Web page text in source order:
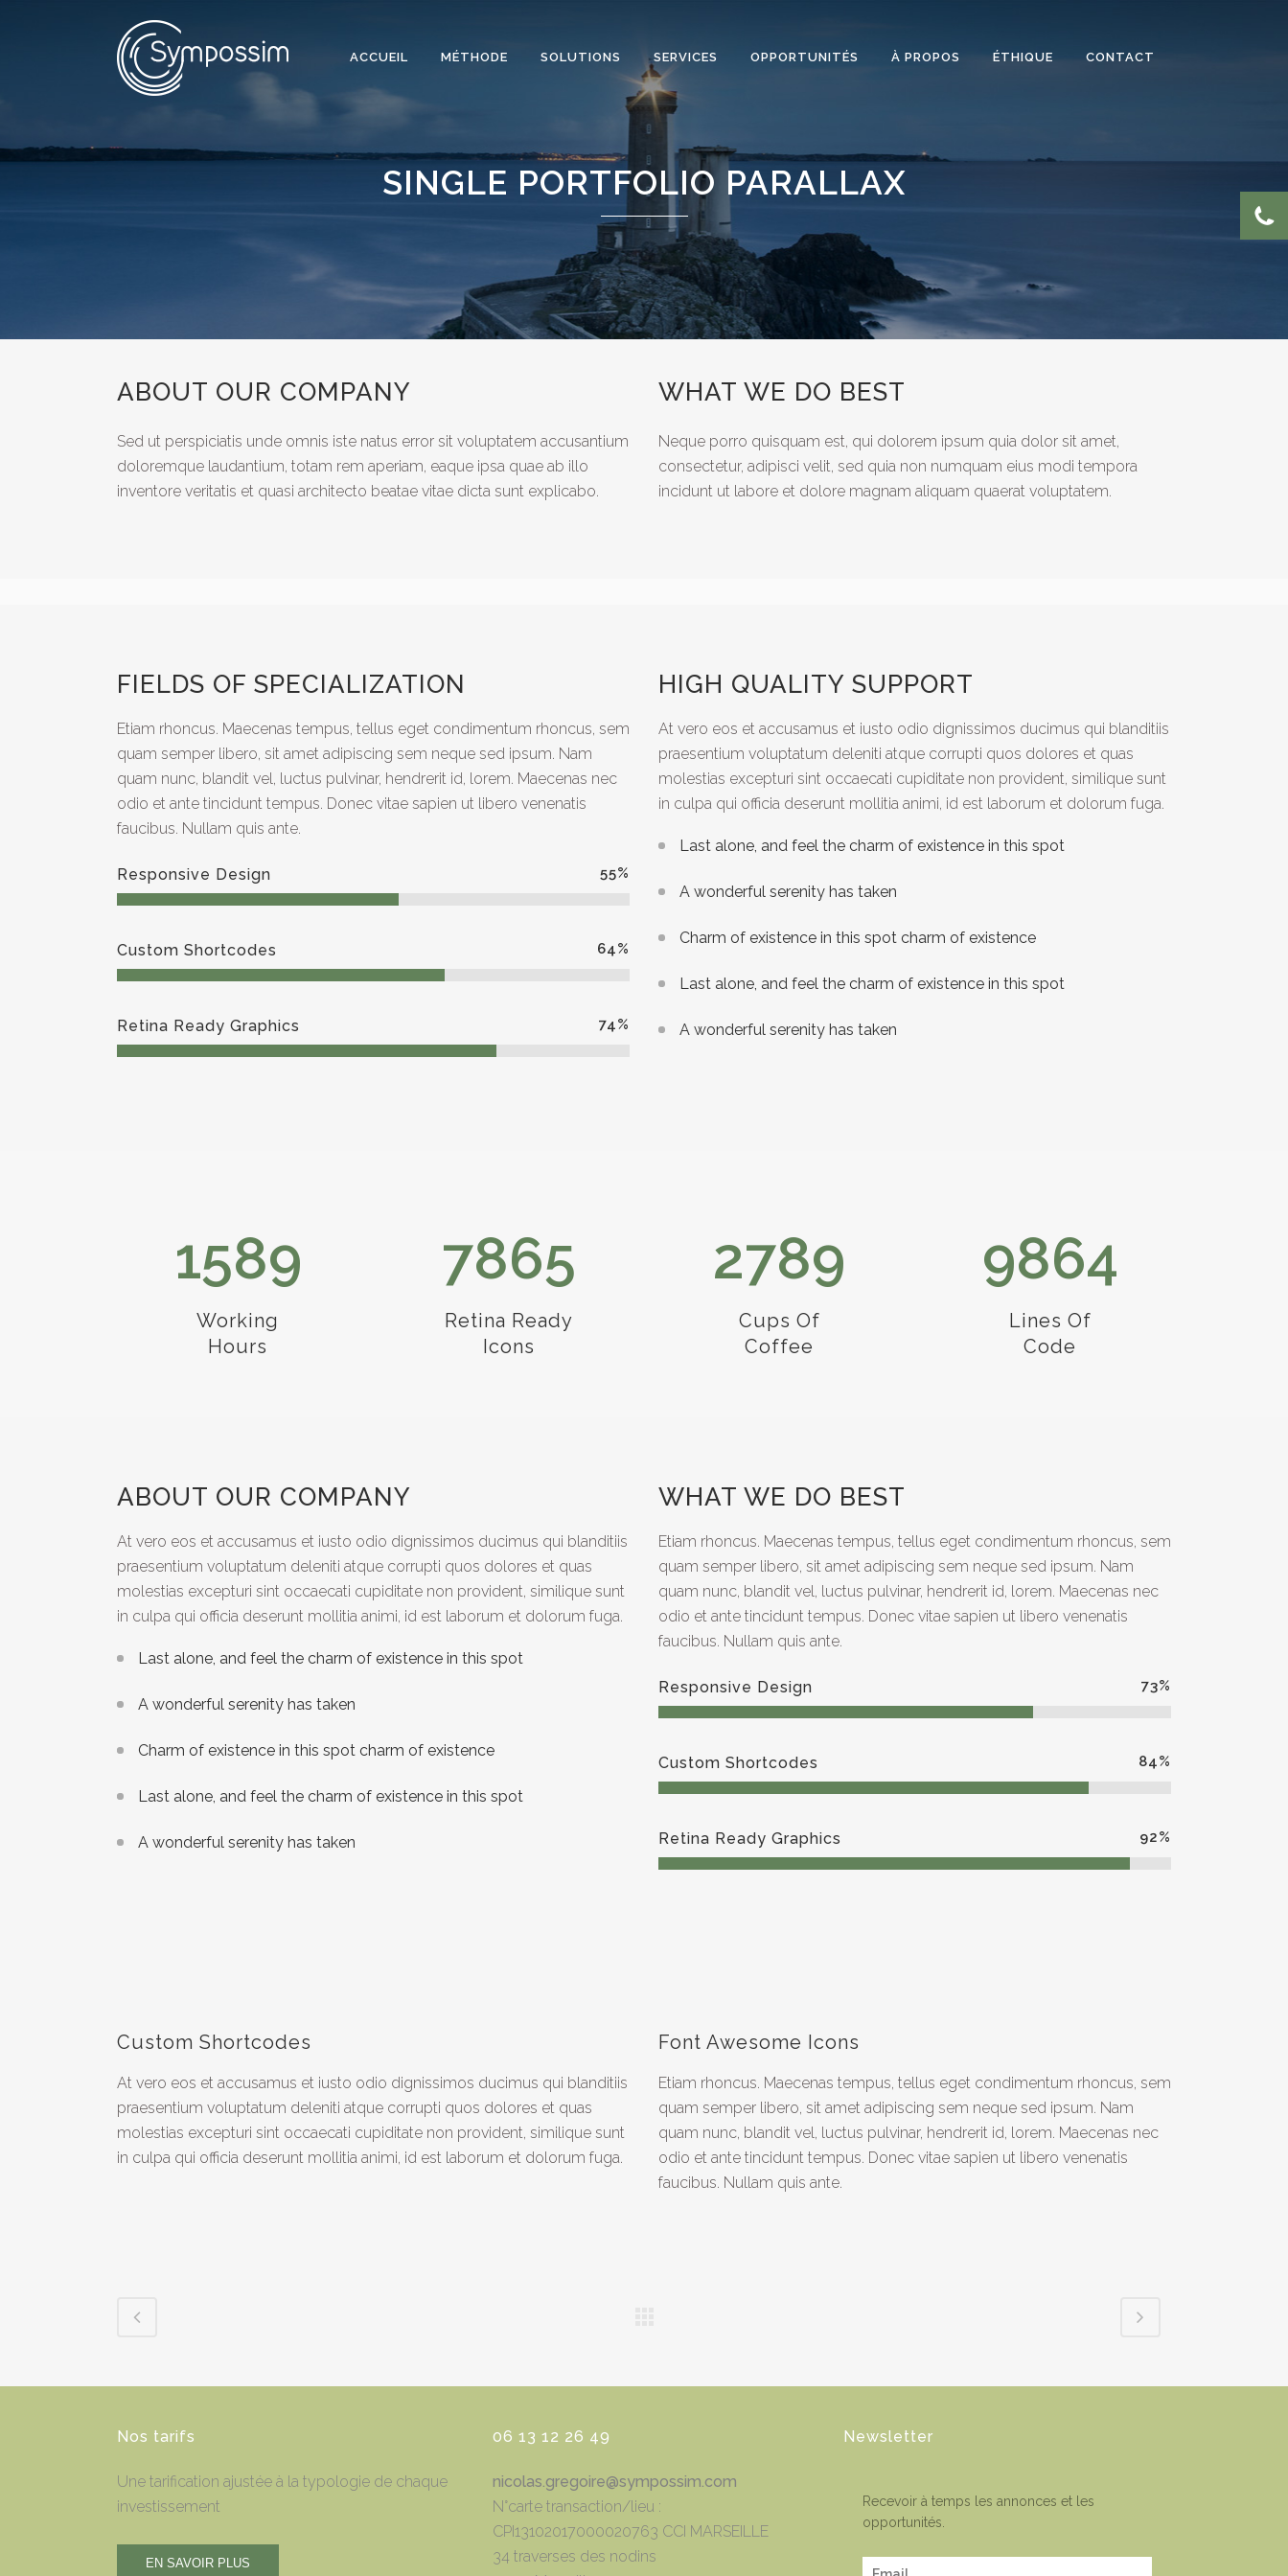
ACCUEIL MÉTHODE SOLUTIONS SERVICES OPPORTUNITÉS À PROPOS ÉTHIQUE CONTACT
SINGLE PORTFOLIO PARALLAX
ABOUT OUR COMPANY
Sed ut perspiciatis unde omnis iste natus error sit voluptatem accusantium
doloremque laudantium, totam rem aperiam, eaque ipsa quae ab illo
inventore veritatis et quasi architecto beatae vitae dicta sunt explicabo.
WHAT WE DO BEST
Neque porro quisquam est, qui dolorem ipsum quia dolor sit amet,
consectetur, adipisci velit, sed quia non numquam eius modi tempora
incidunt ut labore et dolore magnam aliquam quaerat voluptatem.
FIELDS OF SPECIALIZATION
Etiam rhoncus. Maecenas tempus, tellus eget condimentum rhoncus, sem
quam semper libero, sit amet adipiscing sem neque sed ipsum. Nam
quam nunc, blandit vel, luctus pulvinar, hendrerit id, lorem. Maecenas nec
odio et ante tincidunt tempus. Donec vitae sapien ut libero venenatis
faucibus. Nullam quis ante.
Responsive Design 55%
Custom Shortcodes 64%
Retina Ready Graphics 74%
HIGH QUALITY SUPPORT
At vero eos et accusamus et iusto odio dignissimos ducimus qui blanditiis
praesentium voluptatum deleniti atque corrupti quos dolores et quas
molestias excepturi sint occaecati cupiditate non provident, similique sunt
in culpa qui officia deserunt mollitia animi, id est laborum et dolorum fuga.
Last alone, and feel the charm of existence in this spot
A wonderful serenity has taken
Charm of existence in this spot charm of existence
Last alone, and feel the charm of existence in this spot
A wonderful serenity has taken
1589
Working
Hours
7865
Retina Ready
Icons
2789
Cups Of
Coffee
9864
Lines Of
Code
ABOUT OUR COMPANY
At vero eos et accusamus et iusto odio dignissimos ducimus qui blanditiis
praesentium voluptatum deleniti atque corrupti quos dolores et quas
molestias excepturi sint occaecati cupiditate non provident, similique sunt
in culpa qui officia deserunt mollitia animi, id est laborum et dolorum fuga.
Last alone, and feel the charm of existence in this spot
A wonderful serenity has taken
Charm of existence in this spot charm of existence
Last alone, and feel the charm of existence in this spot
A wonderful serenity has taken
WHAT WE DO BEST
Etiam rhoncus. Maecenas tempus, tellus eget condimentum rhoncus, sem
quam semper libero, sit amet adipiscing sem neque sed ipsum. Nam
quam nunc, blandit vel, luctus pulvinar, hendrerit id, lorem. Maecenas nec
odio et ante tincidunt tempus. Donec vitae sapien ut libero venenatis
faucibus. Nullam quis ante.
Responsive Design 73%
Custom Shortcodes 84%
Retina Ready Graphics 92%
Custom Shortcodes
At vero eos et accusamus et iusto odio dignissimos ducimus qui blanditiis
praesentium voluptatum deleniti atque corrupti quos dolores et quas
molestias excepturi sint occaecati cupiditate non provident, similique sunt
in culpa qui officia deserunt mollitia animi, id est laborum et dolorum fuga.
Font Awesome Icons
Etiam rhoncus. Maecenas tempus, tellus eget condimentum rhoncus, sem
quam semper libero, sit amet adipiscing sem neque sed ipsum. Nam
quam nunc, blandit vel, luctus pulvinar, hendrerit id, lorem. Maecenas nec
odio et ante tincidunt tempus. Donec vitae sapien ut libero venenatis
faucibus. Nullam quis ante.
Nos tarifs
Une tarification ajustée à la typologie de chaque
investissement
06 13 12 26 49
nicolas.gregoire@sympossim.com
N°carte transaction/lieu :
CPI13102017000020763 CCI MARSEILLE
34 traverses des nodins
Newsletter
Recevoir à temps les annonces et les
opportunités.